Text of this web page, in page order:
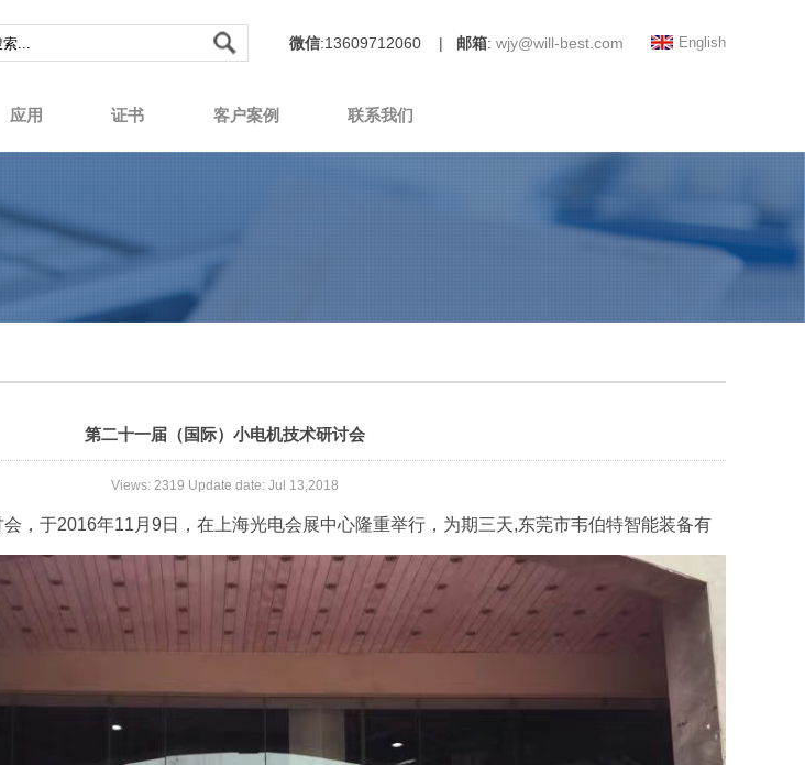
English
微信:13609712060 | 邮箱: wjy@will-best.com
应用 证书 客户案例 联系我们
第二十一届（国际）小电机技术研讨会
Views: 2319 Update date: Jul 13,2018
，于2016年11月9日， 在上海光电会展中心隆重举行，为期三天,东莞市韦伯特智能装备有